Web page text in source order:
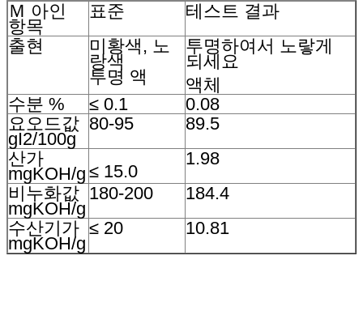
Ｍ 아인
항목
표준
테스트 결과
출현
미황색, 노
랑색
투명 액
투명하여서 노랗게
되세요
액체
수분 %
≤ 0.1
0.08
요오드값
gI2/100g
80-95
89.5
산가
mgKOH/g ≤ 15.0
1.98
비누화값
mgKOH/g
180-200
184.4
수산기가
mgKOH/g
≤ 20 10.81